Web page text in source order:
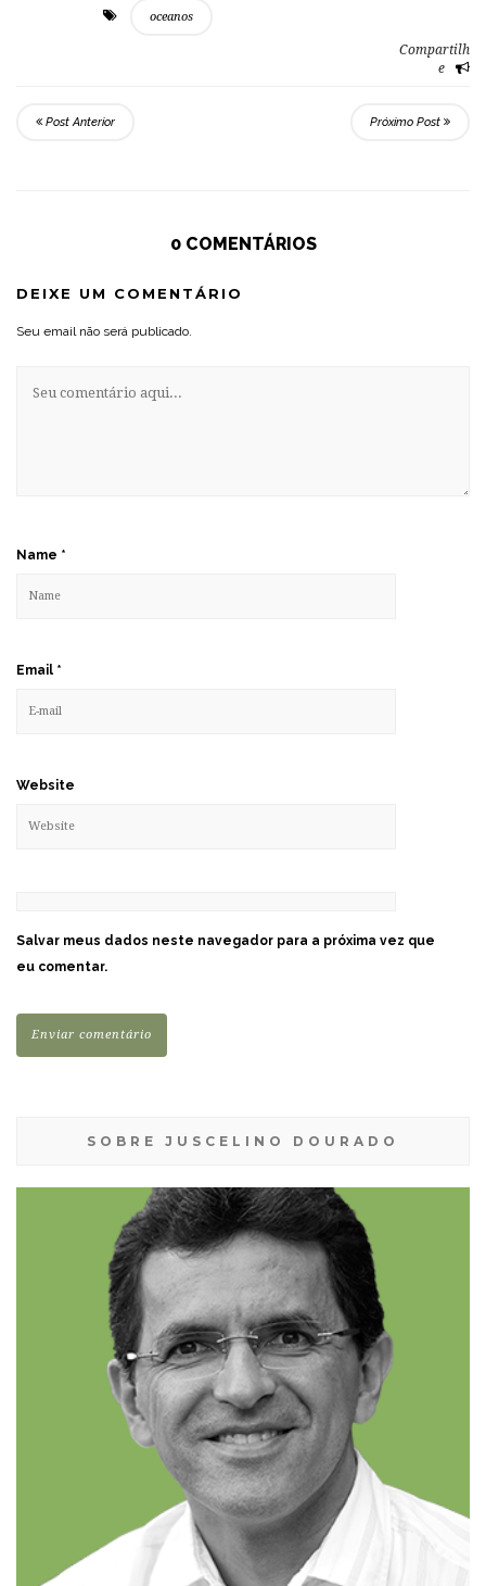
oceanos
Compartilh
e
Post Anterior Próximo Post
0 COMENTÁRIOS
DEIXE UM COMENTÁRIO
Seu email não será publicado.
Name *
Email *
Website
Salvar meus dados neste navegador para a próxima vez que
eu comentar.
SOBRE JUSCELINO DOURADO